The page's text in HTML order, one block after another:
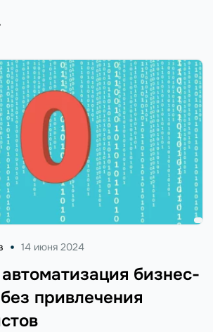
бизнес-
привлечения
14 июня 2024